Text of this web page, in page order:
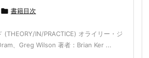
 書籍目次
(THEORY/IN/PRACTICE) オライリー・ジ
、Greg Wilson 著者：Brian Ker ...